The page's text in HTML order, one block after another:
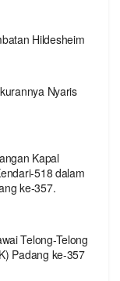
Hildesheim
Nyaris
Kapal
518 dalam
ke-357.
Telong-Telong
Padang ke-357